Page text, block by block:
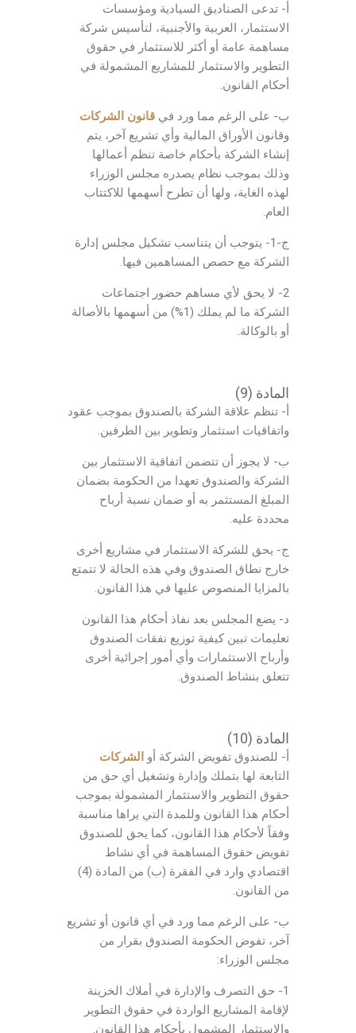
أ- تدعى الصناديق السيادية ومؤسسات
الاستثمار، العربية والأجنبية، لتأسيس شركة
مساهمة عامة أو أكثر للاستثمار في حقوق
التطوير والاستثمار للمشاريع المشمولة في
أحكام القانون.
ب- على الرغم مما ورد في قانون الشركات
وقانون الأوراق المالية وأي تشريع آخر، يتم
إنشاء الشركة بأحكام خاصة تنظم أعمالها
وذلك بموجب نظام يصدره مجلس الوزراء
لهذه الغاية، ولها أن تطرح أسهمها للاكتتاب
العام.
ج-1- يتوجب أن يتناسب تشكيل مجلس إدارة
الشركة مع حصص المساهمين فيها.
2- لا يحق لأي مساهم حضور اجتماعات
الشركة ما لم يملك (1%) من أسهمها بالأصالة
أو بالوكالة.
المادة (9)
أ- تنظم علاقة الشركة بالصندوق بموجب عقود
واتفاقيات استثمار وتطوير بين الطرفين.
ب- لا يجوز أن تتضمن اتفاقية الاستثمار بين
الشركة والصندوق تعهدا من الحكومة بضمان
المبلغ المستثمر به أو ضمان نسبة أرباح
محددة عليه.
ج- يحق للشركة الاستثمار في مشاريع أخرى
خارج نطاق الصندوق وفي هذه الحالة لا تتمتع
بالمزايا المنصوص عليها في هذا القانون.
د- يضع المجلس بعد نفاذ أحكام هذا القانون
تعليمات تبين كيفية توزيع نفقات الصندوق
وأرباح الاستثمارات وأي أمور إجرائية أخرى
تتعلق بنشاط الصندوق.
المادة (10)
أ- للصندوق تفويض الشركة أو الشركات
التابعة لها بتملك وإدارة وتشغيل أي حق من
حقوق التطوير والاستثمار المشمولة بموجب
أحكام هذا القانون وللمدة التي يراها مناسبة
وفقاً لأحكام هذا القانون، كما يحق للصندوق
تفويض حقوق المساهمة في أي نشاط
اقتصادي وارد في الفقرة (ب) من المادة (4)
من القانون.
ب- على الرغم مما ورد في أي قانون أو تشريع
آخر، تفوض الحكومة الصندوق بقرار من
مجلس الوزراء:
1- حق التصرف والإدارة في أملاك الخزينة
لإقامة المشاريع الواردة في حقوق التطوير
والاستثمار المشمول بأحكام هذا القانون.